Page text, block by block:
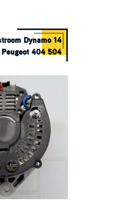
Dynamo 14
404 504